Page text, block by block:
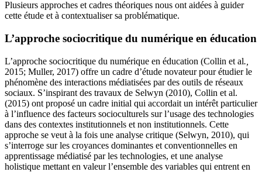
Plusieurs approches et cadres théoriques nous ont aidées à guider
cette étude et à contextualiser sa problématique.
L’approche sociocritique du numérique en éducation
L’approche sociocritique du numérique en éducation (Collin et al.,
2015; Muller, 2017) offre un cadre d’étude novateur pour étudier le
phénomène des interactions médiatisées par des outils de réseaux
sociaux. S’inspirant des travaux de Selwyn (2010), Collin et al.
(2015) ont proposé un cadre initial qui accordait un intérêt particulier
à l’influence des facteurs socioculturels sur l’usage des technologies
dans des contextes institutionnels et non institutionnels. Cette
approche se veut à la fois une analyse critique (Selwyn, 2010), qui
s’interroge sur les croyances dominantes et conventionnelles en
apprentissage médiatisé par les technologies, et une analyse
holistique mettant en valeur l’ensemble des variables qui entrent en